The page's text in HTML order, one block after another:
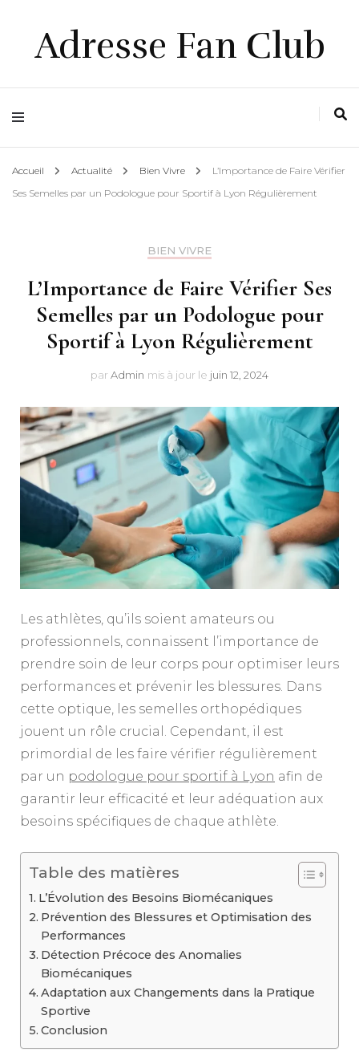
Adresse Fan Club
Accueil Actualité Bien Vivre
L’Importance de Faire Vérifier
Ses Semelles par un Podologue pour Sportif à Lyon Régulièrement
BIEN VIVRE
L’Importance de Faire Vérifier Ses
Semelles par un Podologue pour
Sportif à Lyon Régulièrement
par Admin mis à jour le juin 12, 2024
Les athlètes, qu’ils soient amateurs ou
professionnels, connaissent l’importance de
prendre soin de leur corps pour optimiser leurs
performances et prévenir les blessures. Dans
cette optique, les semelles orthopédiques
jouent un rôle crucial. Cependant, il est
primordial de les faire vérifier régulièrement
par un podologue pour sportif à Lyon afin de
garantir leur efficacité et leur adéquation aux
besoins spécifiques de chaque athlète.
Table des matières
L’Évolution des Besoins Biomécaniques
Prévention des Blessures et Optimisation des
Performances
Détection Précoce des Anomalies
Biomécaniques
Adaptation aux Changements dans la Pratique
Sportive
Conclusion